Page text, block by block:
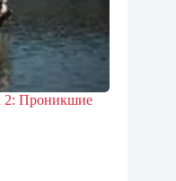
2: Проникшие